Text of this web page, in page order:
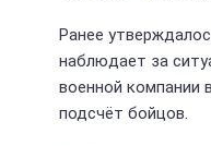
Ранее
наблюдает за
военной компании
подсчёт бойцов.